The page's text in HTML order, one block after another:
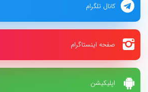
اپلیکیشن
کانال تلگرام
صفحه اینستاگرام